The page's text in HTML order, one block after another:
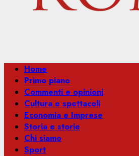
Menu
principale
Home
Primo piano
Commenti e opinioni
Cultura e spettacoli
Economia e Imprese
Storia e storie
Chi siamo
Sport